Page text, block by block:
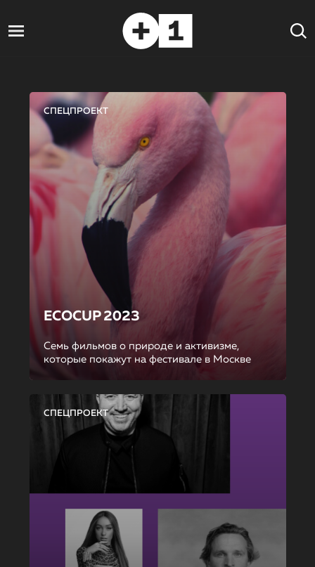
СПЕЦПРОЕКТ
ECOCUP 2023
Семь фильмов о природе и активизме,
которые покажут на фестивале в Москве
СПЕЦПРОЕКТ